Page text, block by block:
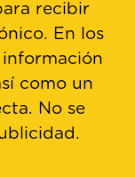
recibir
En los
como un
No se